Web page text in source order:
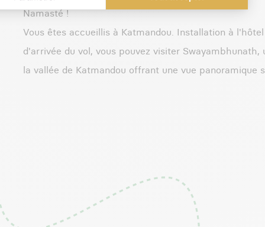
Namasté !
Vous êtes accueillis à Katmandou. Installation à
d'arrivée du vol, vous pouvez visiter
la vallée de Katmandou offrant une vue panoramique